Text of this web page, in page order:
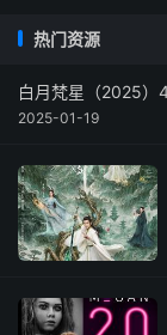
热门资源
白月梵星（2025）
2025-01-19